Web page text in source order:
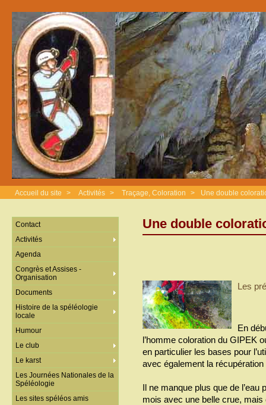
Accueil du site > Activités > Traçage, Coloration > Une double
Une double
Les
En
l’homme coloration du GIPEK
en particulier les bases pour
avec également la
Il ne manque plus que de l’eau
mois avec une belle crue,
Contact
Activités
Agenda
Congrès et Assises -
Organisation
Documents
Histoire de la spéléologie
locale
Humour
Le club
Le karst
Les Journées Nationales de la
Spéléologie
Les sites spéléos amis